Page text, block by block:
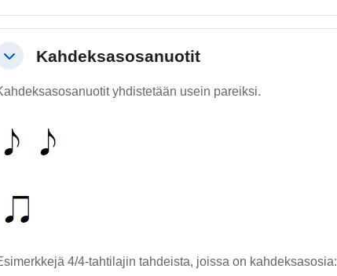
TiivistäKahdeksasosanuotit
yhdistetään usein pareiksi.
4/4-tahtilajin tahdeista, joissa on kahdeksasosia: